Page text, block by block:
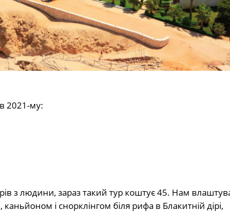
2021-му:
з людини, зараз такий тур коштує 45. Нам
і снорклінгом біля рифа в Блакитній дірі,